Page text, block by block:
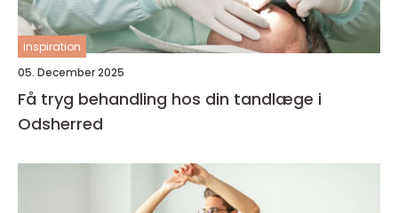
inspiration
05. December 2025
Få tryg behandling hos din tandlæge i
Odsherred